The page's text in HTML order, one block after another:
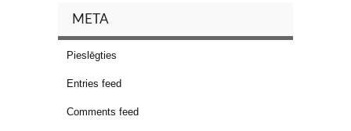
META
Pieslēgties
Entries feed
Comments feed